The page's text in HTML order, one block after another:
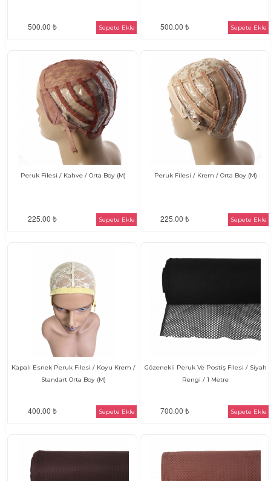
500.00 ₺ Sepete Ekle 500.00 ₺ Sepete Ekle
Peruk Filesi / Kahve / Orta Boy (M)
225.00 ₺ Sepete Ekle
Peruk Filesi / Krem / Orta Boy (M)
225.00 ₺ Sepete Ekle
Kapalı Esnek Peruk Filesi / Koyu Krem /
Standart Orta Boy (M)
400.00 ₺ Sepete Ekle
Gözenekli Peruk Ve Postiş Filesi / Siyah
Rengi / 1 Metre
700.00 ₺ Sepete Ekle